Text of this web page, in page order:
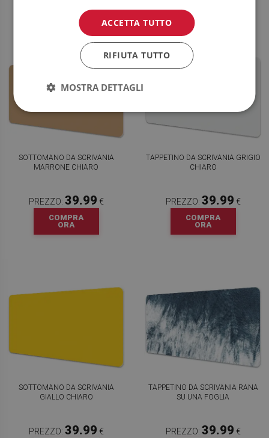
SOTTOMANO DA SCRIVANIA
MARRONE CHIARO
PREZZO: 39.99 €
COMPRA
ORA
TAPPETINO DA SCRIVANIA GRIGIO
CHIARO
PREZZO: 39.99 €
COMPRA
ORA
SOTTOMANO DA SCRIVANIA
GIALLO CHIARO
PREZZO: 39.99 €
TAPPETINO DA SCRIVANIA RANA
SU UNA FOGLIA
PREZZO: 39.99 €
ACCETTA TUTTO
RIFIUTA TUTTO
MOSTRA DETTAGLI